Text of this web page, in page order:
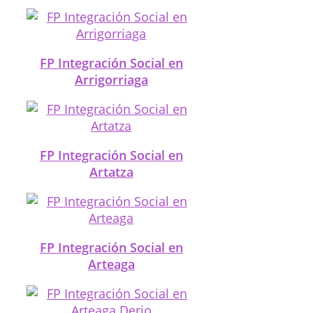
FP Integración Social en
Arrigorriaga
FP Integración Social en
Artatza
FP Integración Social en
Arteaga